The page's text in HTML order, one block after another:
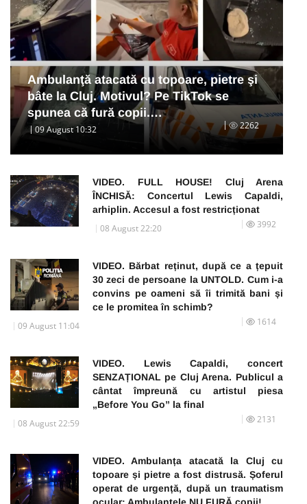
Ambulanţă atacată cu topoare, pietre şi
bâte la Cluj. Motivul? Pe TikTok se
spunea că fură copii.…
09 August 10:32 2262
VIDEO. FULL HOUSE! Cluj Arena
ÎNCHISĂ: Concertul Lewis Capaldi,
arhiplin. Accesul a fost restricționat
08 August 22:20 3992
VIDEO. Bărbat reținut, după ce a țepuit
30 zeci de persoane la UNTOLD. Cum i-a
convins pe oameni să îi trimită bani și
ce le promitea în schimb?
09 August 11:04 1614
VIDEO. Lewis Capaldi, concert
SENZAȚIONAL pe Cluj Arena. Publicul a
cântat împreună cu artistul piesa
„Before You Go” la final
08 August 22:59 2131
VIDEO. Ambulanța atacată la Cluj cu
topoare și pietre a fost distrusă. Șoferul
operat de urgență, după un traumatism